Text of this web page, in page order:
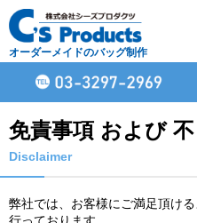
オーダーメイドのバッグ制作
免責事項 および
Disclaimer
弊社では、お客様にご満足頂け